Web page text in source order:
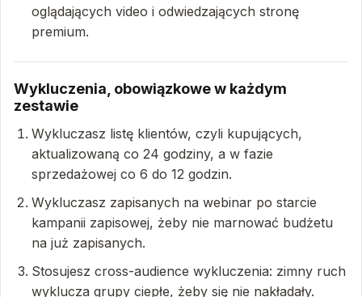
oglądających video i odwiedzających stronę
premium.
Wykluczenia, obowiązkowe w każdym
zestawie
Wykluczasz listę klientów, czyli kupujących,
aktualizowaną co 24 godziny, a w fazie
sprzedażowej co 6 do 12 godzin.
Wykluczasz zapisanych na webinar po starcie
kampanii zapisowej, żeby nie marnować budżetu
na już zapisanych.
Stosujesz cross-audience wykluczenia: zimny ruch
wyklucza grupy ciepłe, żeby się nie nakładały.